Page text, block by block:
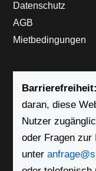
Datenschutz
AGB
Mietbedingungen
Barrierefreiheit:
daran, diese
Nutzer
oder Fragen zur
unter